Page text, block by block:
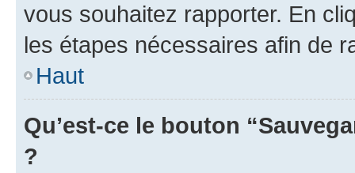
vous souhaitez rapporter. En
les étapes nécessaires afin de
Haut
Qu’est-ce le bouton
?